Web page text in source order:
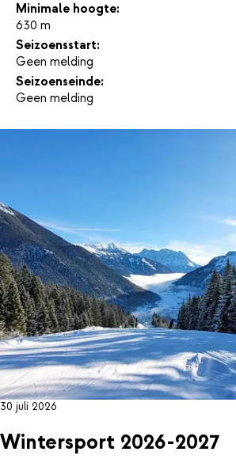
Minimale hoogte:
630 m
Seizoensstart:
Geen melding
Seizoenseinde:
Geen melding
30 juli 2026
Wintersport 2026-2027